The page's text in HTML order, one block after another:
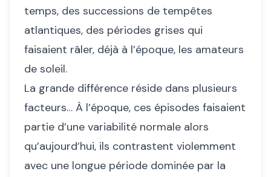
temps, des successions de tempêtes
atlantiques, des périodes grises qui
faisaient râler, déjà à l’époque, les amateurs
de soleil.
La grande différence réside dans plusieurs
facteurs… À l’époque, ces épisodes faisaient
partie d’une variabilité normale alors
qu’aujourd’hui, ils contrastent violemment
avec une longue période dominée par la